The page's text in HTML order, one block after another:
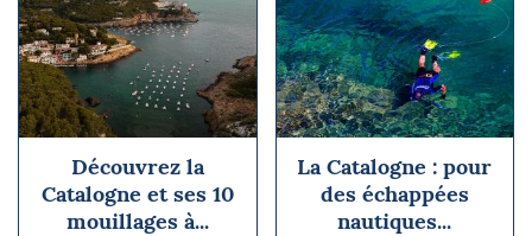
Découvrez la
Catalogne et ses 10
mouillages à...
La Catalogne : pour
des échappées
nautiques...